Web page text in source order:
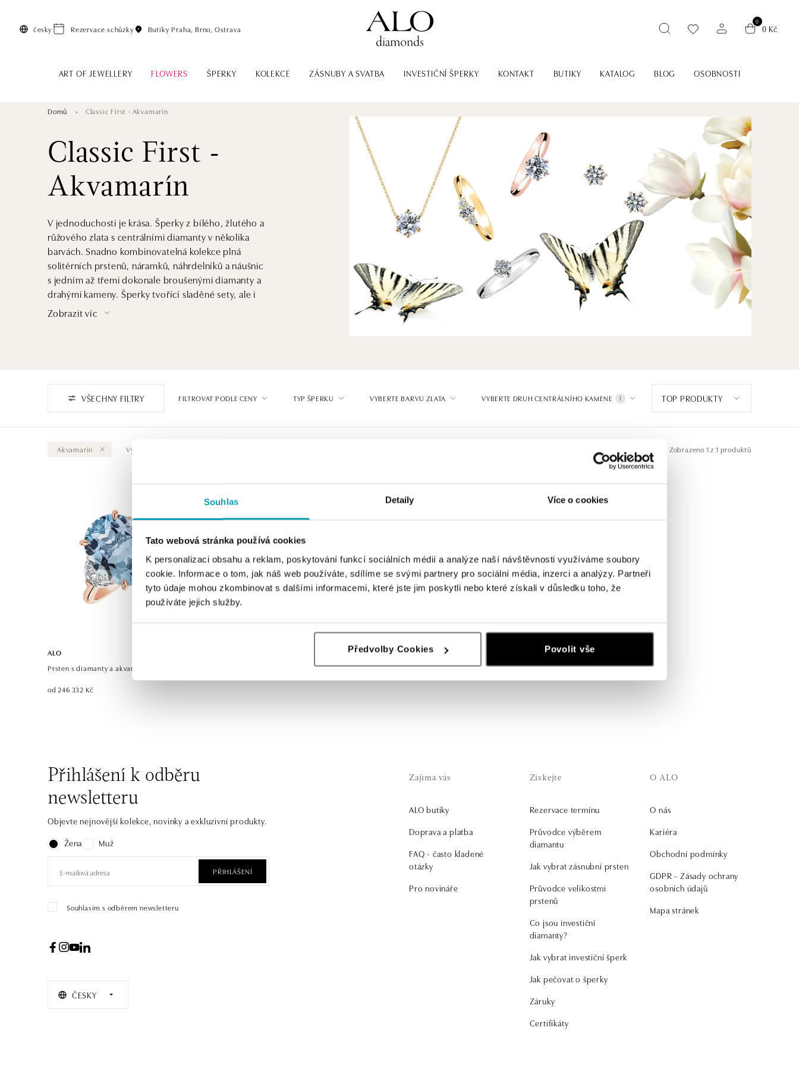
Souhlas Detaily Více o cookies
Tato webová stránka používá cookies
K personalizaci obsahu a reklam, poskytování funkcí sociálních médií a analýze naší návštěvnosti využíváme soubory
cookie. Informace o tom, jak náš web používáte, sdílíme se svými partnery pro sociální média, inzerci a analýzy. Partneři
tyto údaje mohou zkombinovat s dalšími informacemi, které jste jim poskytli nebo které získali v důsledku toho, že
používáte jejich služby.
Předvolby Cookies Povolit vše
česky Rezervace schůzky Butiky Praha, Brno, Ostrava
0
0 Kč
ART OF JEWELLERY FLOWERS ŠPERKY KOLEKCE ZÁSNUBY A SVATBA INVESTIČNÍ ŠPERKY KONTAKT BUTIKY KATALOG BLOG OSOBNOSTI
Domů Classic First - Akvamarín
Classic First -
Akvamarín
V jednoduchosti je krása. Šperky z bílého, žlutého a
růžového zlata s centrálními diamanty v několika
barvách. Snadno kombinovatelná kolekce plná
solitérních prstenů, náramků, náhrdelníků a náušnic
s jedním až třemi dokonale broušenými diamanty a
drahými kameny. Šperky tvořící sladěné sety, ale i
prsteny pro příležitost zásnub.
Zobrazit víc
VŠECHNY FILTRY FILTROVAT PODLE CENY TYP ŠPERKU VYBERTE BARVU ZLATA VYBERTE DRUH CENTRÁLNÍHO KAMENE 1 TOP PRODUKTY
Akvamarín Vymazat vše Zobrazeno 1 z 1 produktů
ALO
Prsten s diamanty a akvamarínem Dynasty Gem
od 246 332 Kč
Přihlášení k odběru
newsletteru
Objevte nejnovější kolekce, novinky a exkluzivní produkty.
Žena
Muž
PŘIHLÁŠENÍ
Souhlasím s odběrem newsletteru
ČESKY
Zajíma vás
ALO butiky
Doprava a platba
FAQ - často kladené
otázky
Pro novináře
Získejte
Rezervace termínu
Průvodce výběrem
diamantu
Jak vybrat zásnubní prsten
Průvodce velikostmi
prstenů
Co jsou investiční
diamanty?
Jak vybrat investiční šperk
Jak pečovat o šperky
Záruky
Certifikáty
O ALO
O nás
Kariéra
Obchodní podmínky
GDPR - Zásady ochrany
osobních údajů
Mapa stránek